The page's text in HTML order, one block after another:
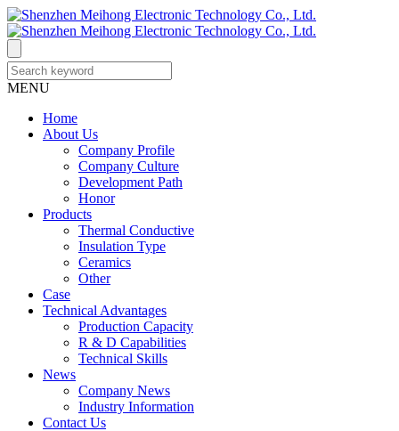
MENU
Home
About Us
Company Profile
Company Culture
Development Path
Honor
Products
Thermal Conductive
Insulation Type
Ceramics
Other
Case
Technical Advantages
Production Capacity
R & D Capabilities
Technical Skills
News
Company News
Industry Information
Contact Us